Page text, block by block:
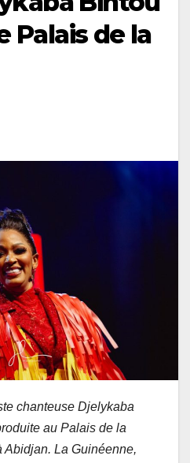
Palais de la
chanteuse Djelykaba
au Palais de la
Abidjan. La Guinéenne,